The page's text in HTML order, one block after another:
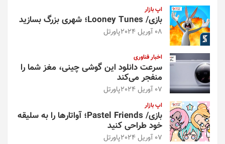
اپ بازار
بازی/ Looney Tunes؛ شهری بزرگ بسازید
08 آوریل 2024 پاورتل
اخبار فناوری
سرعت دانلود این گوشی چینی، مغز شما را
منفجر می‌کند
07 آوریل 2024 پاورتل
اپ بازار
بازی/ Pastel Friends؛ آواتارها را به سلیقه
خود طراحی کنید
07 آوریل 2024 پاورتل